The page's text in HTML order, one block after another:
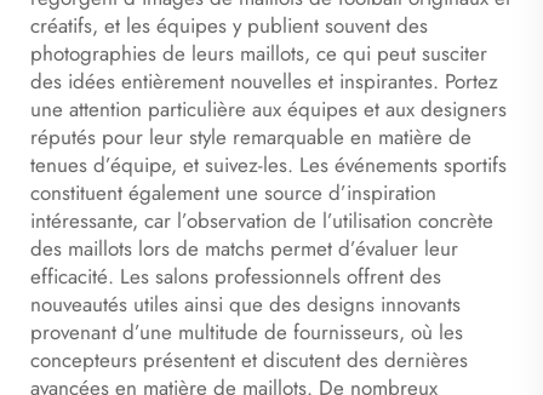
créatifs, et les équipes y publient souvent des
photographies de leurs maillots, ce qui peut susciter
des idées entièrement nouvelles et inspirantes. Portez
une attention particulière aux équipes et aux designers
réputés pour leur style remarquable en matière de
tenues d’équipe, et suivez-les. Les événements sportifs
constituent également une source d’inspiration
intéressante, car l’observation de l’utilisation concrète
des maillots lors de matchs permet d’évaluer leur
efficacité. Les salons professionnels offrent des
nouveautés utiles ainsi que des designs innovants
provenant d’une multitude de fournisseurs, où les
concepteurs présentent et discutent des dernières
avancées en matière de maillots. De nombreux